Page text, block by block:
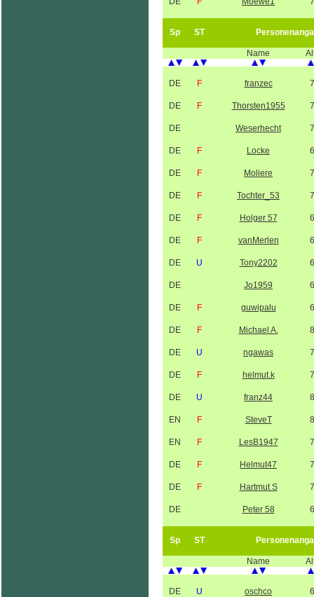
Sp ST
Name
DE F franzec
DE F Thorsten1955
DE Weserhecht
DE F Locke
DE F Moliere
DE F Tochter_53
DE F Holger 57
DE F vanMerlen
DE U Tony2202
DE Jo1959
DE F guwipalu
DE F Michael A.
DE U ngawas
DE F helmut.k
DE U franz44
EN F SteveT
EN F LesB1947
DE F Helmut47
DE F Hartmut S
DE Peter 58
Sp ST
Name
DE U oschco